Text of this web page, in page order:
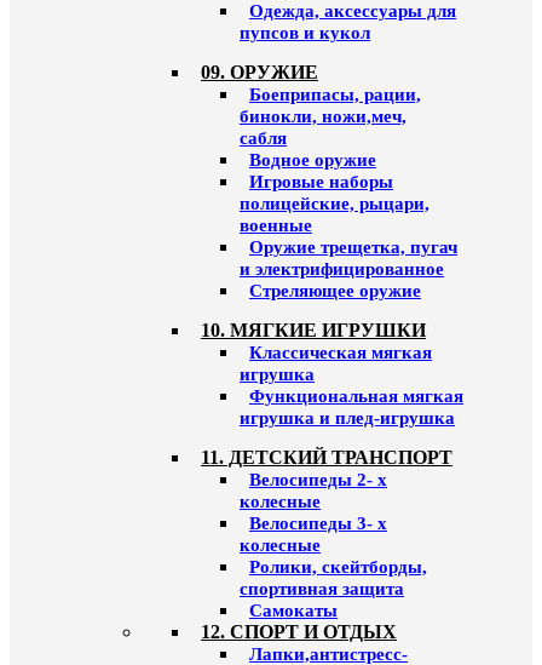
Одежда, аксессуары для
пупсов и кукол
09. ОРУЖИЕ
Боеприпасы, рации,
бинокли, ножи,меч,
сабля
Водное оружие
Игровые наборы
полицейские, рыцари,
военные
Оружие трещетка, пугач
и электрифицированное
Стреляющее оружие
10. МЯГКИЕ ИГРУШКИ
Классическая мягкая
игрушка
Функциональная мягкая
игрушка и плед-игрушка
11. ДЕТСКИЙ ТРАНСПОРТ
Велосипеды 2- х
колесные
Велосипеды 3- х
колесные
Ролики, скейтборды,
спортивная защита
Самокаты
12. СПОРТ И ОТДЫХ
Лапки,антистресс-